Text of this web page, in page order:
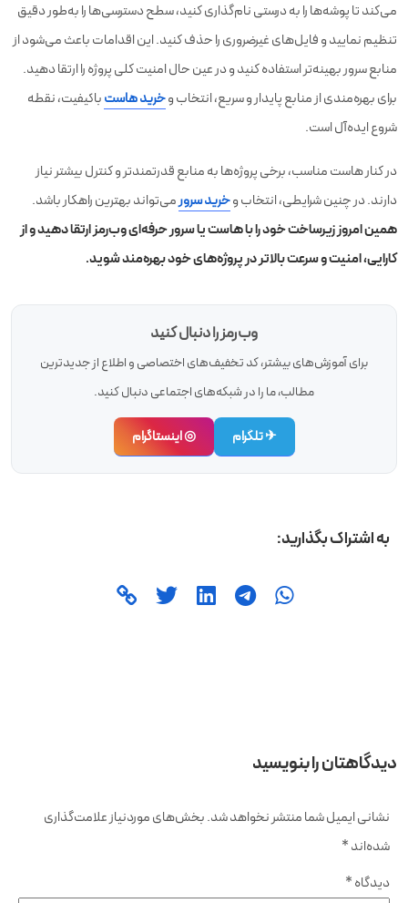
می‌کند تا پوشه‌ها را به درستی نام‌گذاری کنید، سطح دسترسی‌ها را به‌طور دقیق
تنظیم نمایید و فایل‌های غیرضروری را حذف کنید. این اقدامات باعث می‌شود از
منابع سرور بهینه‌تر استفاده کنید و در عین حال امنیت کلی پروژه را ارتقا دهید.
برای بهره‌مندی از منابع پایدار و سریع، انتخاب وخرید هاستباکیفیت، نقطه
شروع ایده‌آل است.
در کنار هاست مناسب، برخی پروژه‌ها به منابع قدرتمندتر و کنترل بیشتر نیاز
دارند. در چنین شرایطی، انتخاب وخرید سرورمی‌تواند بهترین راهکار باشد.
همین امروز زیرساخت خود را با هاست یا سرور حرفه‌ای وب‌رمز ارتقا دهید و از
کارایی، امنیت و سرعت بالاتر در پروژه‌های خود بهره‌مند شوید.
وب‌رمز را دنبال کنید
برای آموزش‌های بیشتر، کد تخفیف‌های اختصاصی و اطلاع از جدیدترین
مطالب، ما را در شبکه‌های اجتماعی دنبال کنید.
✈ تلگرام ◎ اینستاگرام
به اشتراک بگذارید:
دیدگاهتان را بنویسید
نشانی ایمیل شما منتشر نخواهد شد.بخش‌های موردنیاز علامت‌گذاری
شده‌اند*
دیدگاه*